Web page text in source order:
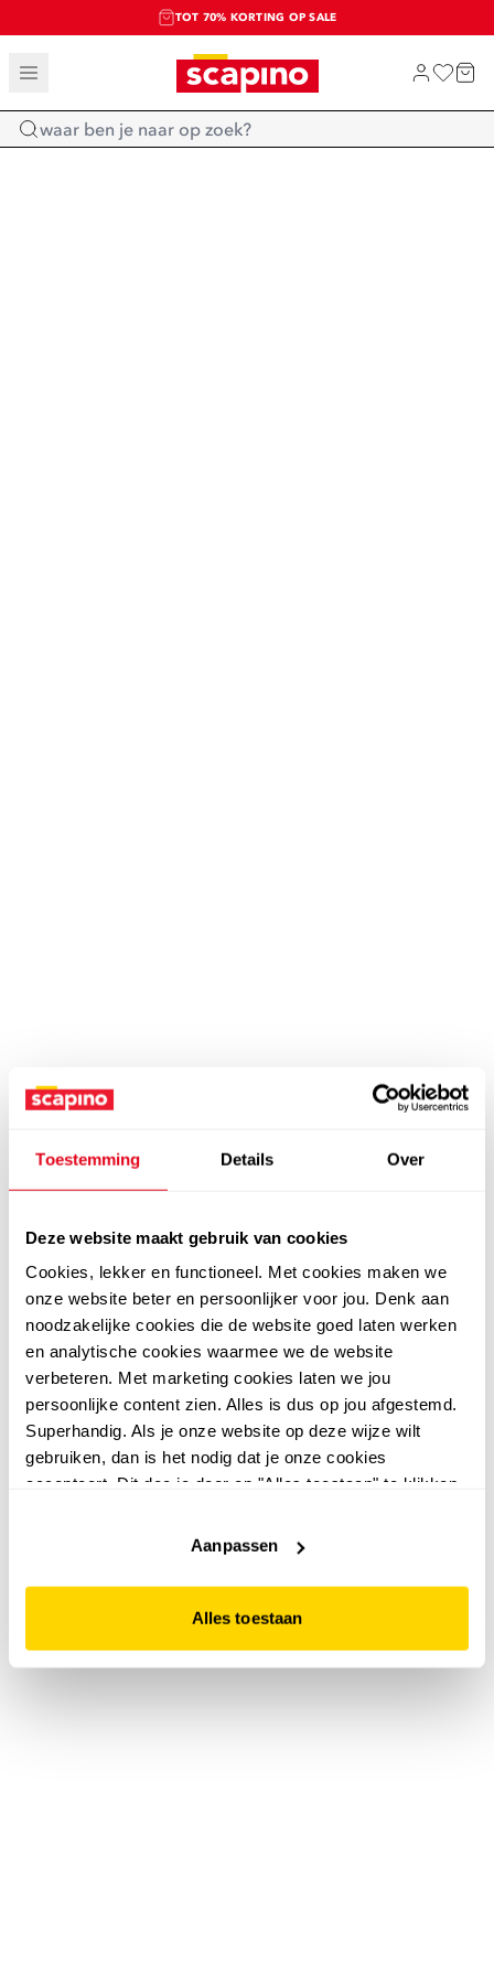
Toestemming Details Over
Deze website maakt gebruik van cookies
Cookies, lekker en functioneel. Met cookies maken we
onze website beter en persoonlijker voor jou. Denk aan
noodzakelijke cookies die de website goed laten werken
en analytische cookies waarmee we de website
verbeteren. Met marketing cookies laten we jou
persoonlijke content zien. Alles is dus op jou afgestemd.
Superhandig. Als je onze website op deze wijze wilt
gebruiken, dan is het nodig dat je onze cookies
accepteert. Dit doe je door op "Alles toestaan" te klikken.
website niet optimaal functioneert.
Aanpassen
Alles toestaan
TOT 70% KORTING OP SALE
SALE: LAATSTE KANS!
SHOP NIEUW
Home